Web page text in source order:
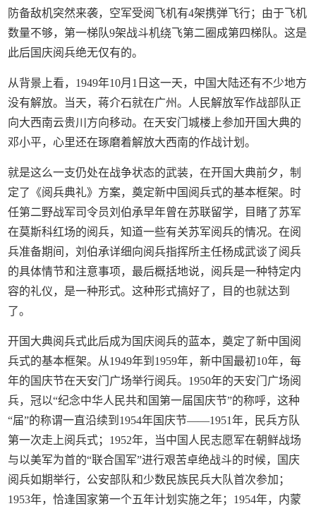
防备敌机突然来袭，空军受阅飞机有4架携弹飞行；由于飞机
数量不够，第一梯队9架战斗机绕飞第二圈成第四梯队。这是
此后国庆阅兵绝无仅有的。
从背景上看，1949年10月1日这一天，中国大陆还有不少地方
没有解放。当天，蒋介石就在广州。人民解放军作战部队正
向大西南云贵川方向移动。在天安门城楼上参加开国大典的
邓小平，心里还在琢磨着解放大西南的作战计划。
就是这么一支仍处在战争状态的武装，在开国大典前夕，制
定了《阅兵典礼》方案，奠定新中国阅兵式的基本框架。时
任第二野战军司令员刘伯承早年曾在苏联留学，目睹了苏军
在莫斯科红场的阅兵，知道一些有关苏军阅兵的情况。在阅
兵准备期间，刘伯承详细向阅兵指挥所主任杨成武谈了阅兵
的具体情节和注意事项，最后概括地说，阅兵是一种特定内
容的礼仪，是一种形式。这种形式搞好了，目的也就达到
了。
开国大典阅兵式此后成为国庆阅兵的蓝本，奠定了新中国阅
兵式的基本框架。从1949年到1959年，新中国最初10年，每
年的国庆节在天安门广场举行阅兵。1950年的天安门广场阅
兵，冠以“纪念中华人民共和国第一届国庆节”的称呼，这种
“届”的称谓一直沿续到1954年国庆节——1951年，民兵方队
第一次走上阅兵式；1952年，当中国人民志愿军在朝鲜战场
与以美军为首的“联合国军”进行艰苦卓绝战斗的时候，国庆
阅兵如期举行，公安部队和少数民族民兵大队首次参加；
1953年，恰逢国家第一个五年计划实施之年；1954年，内蒙